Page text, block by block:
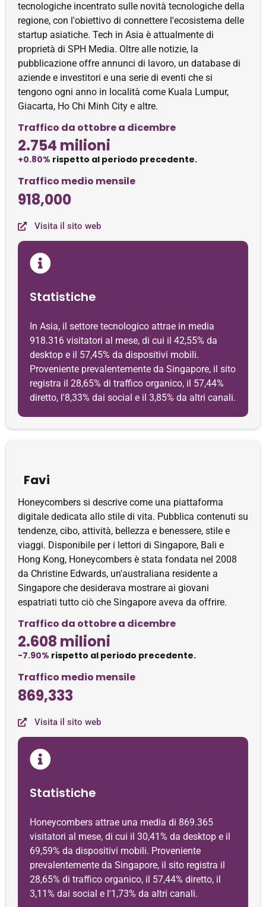
tecnologiche incentrato sulle novità tecnologiche della
regione, con l'obiettivo di connettere l'ecosistema delle
startup asiatiche. Tech in Asia è attualmente di
proprietà di SPH Media. Oltre alle notizie, la
pubblicazione offre annunci di lavoro, un database di
aziende e investitori e una serie di eventi che si
tengono ogni anno in località come Kuala Lumpur,
Giacarta, Ho Chi Minh City e altre.
Traffico da ottobre a dicembre
2.754 milioni
+0.80% rispetto al periodo precedente.
Traffico medio mensile
918,000
Visita il sito web
Statistiche
In Asia, il settore tecnologico attrae in media
918.316 visitatori al mese, di cui il 42,55% da
desktop e il 57,45% da dispositivi mobili.
Proveniente prevalentemente da Singapore, il sito
registra il 28,65% di traffico organico, il 57,44%
diretto, l'8,33% dai social e il 3,85% da altri canali.
Favi
Honeycombers si descrive come una piattaforma
digitale dedicata allo stile di vita. Pubblica contenuti su
tendenze, cibo, attività, bellezza e benessere, stile e
viaggi. Disponibile per i lettori di Singapore, Bali e
Hong Kong, Honeycombers è stata fondata nel 2008
da Christine Edwards, un'australiana residente a
Singapore che desiderava mostrare ai giovani
espatriati tutto ciò che Singapore aveva da offrire.
Traffico da ottobre a dicembre
2.608 milioni
-7.90% rispetto al periodo precedente.
Traffico medio mensile
869,333
Visita il sito web
Statistiche
Honeycombers attrae una media di 869.365
visitatori al mese, di cui il 30,41% da desktop e il
69,59% da dispositivi mobili. Proveniente
prevalentemente da Singapore, il sito registra il
28,65% di traffico organico, il 57,44% diretto, il
3,11% dai social e l'1,73% da altri canali.